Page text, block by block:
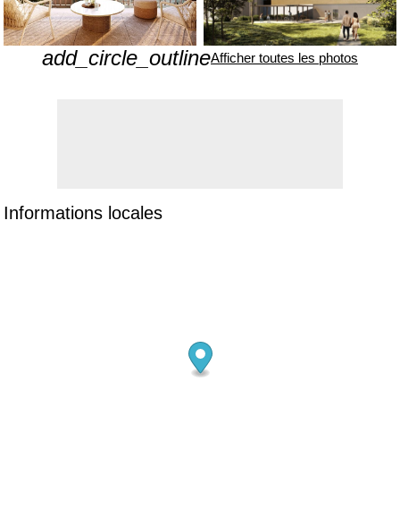
add_circle_outlineAfficher toutes les photos
Informations locales